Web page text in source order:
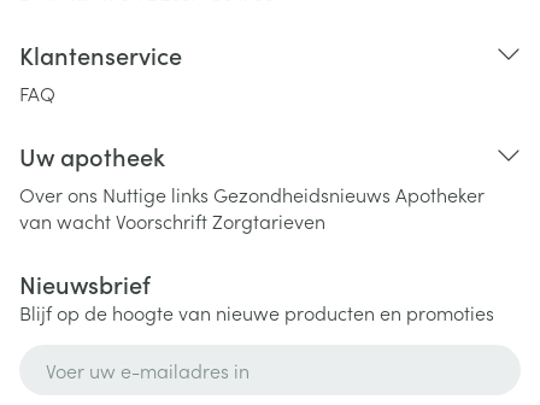
Klantenservice
FAQ
Uw apotheek
Over ons Nuttige links Gezondheidsnieuws Apotheker
van wachtVoorschriftZorgtarieven
Nieuwsbrief
Blijf op de hoogte van nieuwe producten en promoties